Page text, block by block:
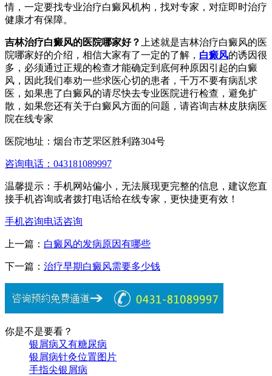
情，一定要找专业治疗白癜风机构，找对专家，对症即时治疗
健康才有保障。
吉林治疗白癜风的医院哪家好？
上述就是吉林治疗白癜风的医
院哪家好的介绍，相信大家有了一定的了解， 白癜风的诱因很
多，必须通过正规的检查才能确定到底何种原因引起的白癜
风，因此我们奉劝一些求医心切的患者，千万不要有病乱求
医，如果患了白癜风的请尽快去专业医院进行检查，避免扩
散，如果您还有关于白癜风方面的问题，请咨询吉林皮肤病医
院在线专家
医院地址：烟台市芝罘区胜利路304号
咨询电话：043181089997
温馨提示：手机网站偏小，无法展现更完整的信息，建议您直
接手机咨询或者拨打电话给在线专家，更快捷更有效！
手机咨询电话咨询
上一篇： 白癜风的发病原因有哪些
下一篇： 治疗早期白癜风需要多少钱
你是不是要看？
银屑病又有糖尿病
银屑病针灸位置图片
手指尖银屑病